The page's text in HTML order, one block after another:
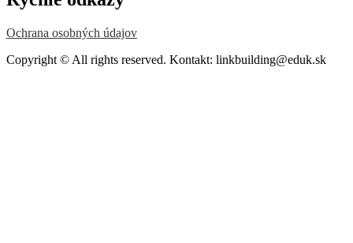
Ochrana osobných údajov
Copyright © All rights reserved. Kontakt: linkbuilding@eduk.sk